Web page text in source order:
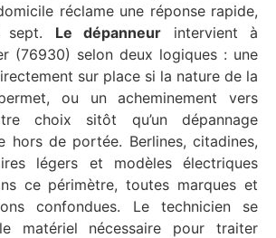
réclame une réponse rapide,
sept. Le dépanneur intervient à
(76930) selon deux logiques : une
sur place si la nature de la
ou un acheminement vers
choix sitôt qu’un dépannage
hors de portée. Berlines, citadines,
légers et modèles électriques
ce périmètre, toutes marques et
confondues. Le technicien se
matériel nécessaire pour traiter